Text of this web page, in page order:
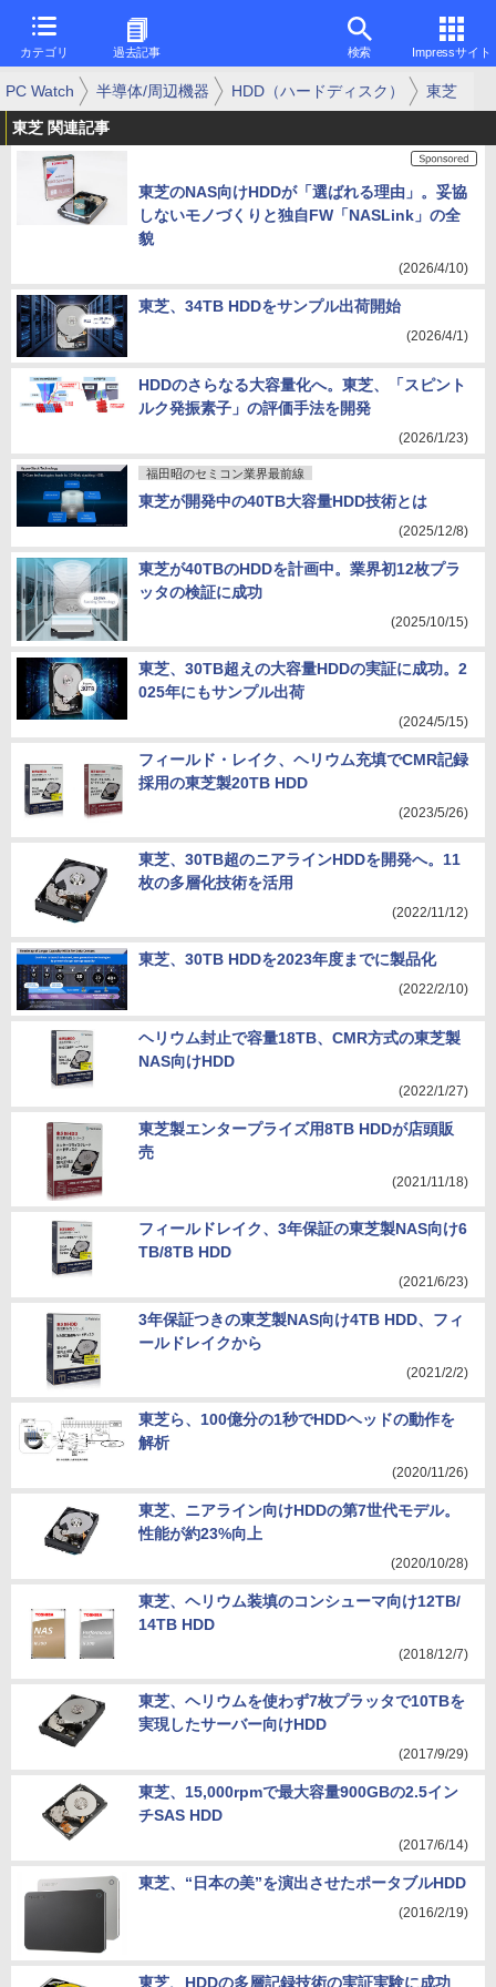
カテゴリ 過去記事 検索 Impressサイト
PC Watch 半導体/周辺機器 HDD（ハードディスク） 東芝
東芝 関連記事
東芝のNAS向けHDDが「選ばれる理由」。妥協
しないモノづくりと独自FW「NASLink」の全
貌
(2026/4/10)
東芝、34TB HDDをサンプル出荷開始
(2026/4/1)
HDDのさらなる大容量化へ。東芝、「スピント
ルク発振素子」の評価手法を開発
(2026/1/23)
福田昭のセミコン業界最前線
東芝が開発中の40TB大容量HDD技術とは
(2025/12/8)
東芝が40TBのHDDを計画中。業界初12枚プラ
ッタの検証に成功
(2025/10/15)
東芝、30TB超えの大容量HDDの実証に成功。2
025年にもサンプル出荷
(2024/5/15)
フィールド・レイク、ヘリウム充填でCMR記録
採用の東芝製20TB HDD
(2023/5/26)
東芝、30TB超のニアラインHDDを開発へ。11
枚の多層化技術を活用
(2022/11/12)
東芝、30TB HDDを2023年度までに製品化
(2022/2/10)
ヘリウム封止で容量18TB、CMR方式の東芝製
NAS向けHDD
(2022/1/27)
東芝製エンタープライズ用8TB HDDが店頭販
売
(2021/11/18)
フィールドレイク、3年保証の東芝製NAS向け6
TB/8TB HDD
(2021/6/23)
3年保証つきの東芝製NAS向け4TB HDD、フィ
ールドレイクから
(2021/2/2)
東芝ら、100億分の1秒でHDDヘッドの動作を
解析
(2020/11/26)
東芝、ニアライン向けHDDの第7世代モデル。
性能が約23%向上
(2020/10/28)
東芝、ヘリウム装填のコンシューマ向け12TB/
14TB HDD
(2018/12/7)
東芝、ヘリウムを使わず7枚プラッタで10TBを
実現したサーバー向けHDD
(2017/9/29)
東芝、15,000rpmで最大容量900GBの2.5イン
チSAS HDD
(2017/6/14)
東芝、“日本の美”を演出させたポータブルHDD
(2016/2/19)
東芝、HDDの多層記録技術の実証実験に成功